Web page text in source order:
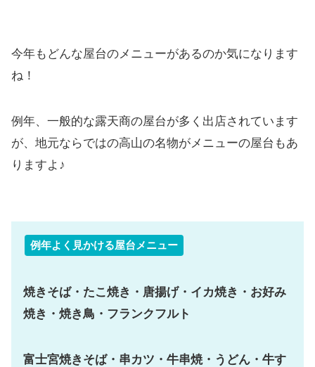
今年もどんな屋台のメニューがあるのか気になります
ね！
例年、一般的な露天商の屋台が多く出店されています
が、地元ならではの高山の名物がメニューの屋台もあ
りますよ♪
例年よく見かける屋台メニュー
焼きそば・たこ焼き・唐揚げ・イカ焼き・お好み
焼き・焼き鳥・フランクフルト
富士宮焼きそば・串カツ・牛串焼・うどん・牛す